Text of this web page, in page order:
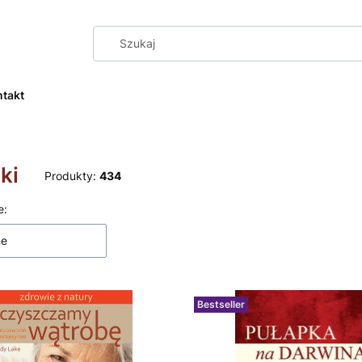
Produkty: 434
Bestseller